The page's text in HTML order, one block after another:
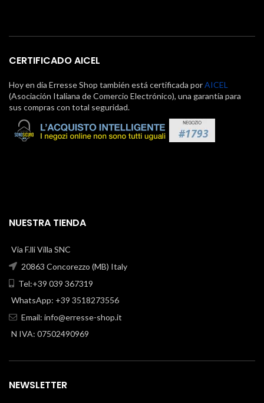
CERTIFICADO AICEL
Hoy en día Erresse Shop también está certificada porAICEL
(Asociación Italiana de Comercio Electrónico), una garantía para
sus compras con total seguridad.
NUESTRA TIENDA
Via F.lli Villa SNC
20863 Concorezzo (MB) Italy
Tel:+39 039 367319
WhatsApp: +39 3518273556
Email: info@erresse-shop.it
N IVA: 07502490969
NEWSLETTER